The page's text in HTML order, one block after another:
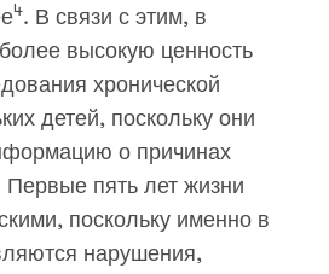
4. В связи с этим, в
высокую ценность
хронической
детей, поскольку они
о причинах
Первые пять лет жизни
поскольку именно в
нарушения,